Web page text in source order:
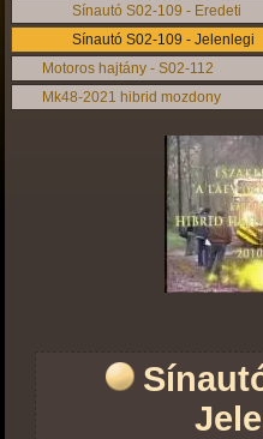
Sínautó S02-109 - Eredeti
Sínautó S02-109 - Jelenlegi
Motoros hajtány - S02-112
Mk48-2021 hibrid mozdony